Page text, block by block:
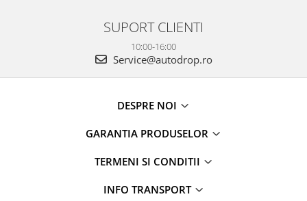
SUPORT CLIENTI
10:00-16:00
Service@autodrop.ro
DESPRE NOI
GARANTIA PRODUSELOR
TERMENI SI CONDITII
INFO TRANSPORT